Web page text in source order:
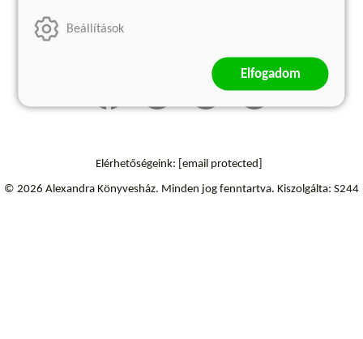
Szállítási információk
Elérhetőségeink: [email protected]
© 2026 Alexandra Könyvesház. Minden jog fenntartva. Kiszolgálta: S244
Beállítások
Elfogadom